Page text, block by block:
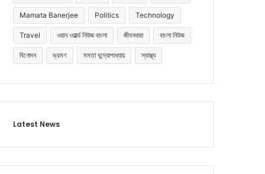
Mamata Banerjee Politics Technology
Travel ওয়ান ওয়ার্ল্ড নিউজ বাংলা জীবনধারা বাংলা নিউজ
বিনোদন ভ্রমণ মমতা বন্দ্যোপাধ্যায় স্বাস্থ্য
Latest News